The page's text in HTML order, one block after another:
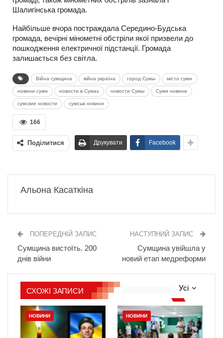
Шалигінська громада.
Найбільше вчора постраждала Середино-Будська
громада, вечірні мінометні обстріли якої призвели до
пошкодження електричної підстанції. Громада
залишається без світла.
Війна сумщина війна україна город Сумы місто суми
новини суми новости в Сумах новости Сумы Суми новини
сумские новости сумські новини
166
Поділитися Друкувати Facebook
Альона Касаткіна
ПОПЕРЕДНІЙ ЗАПИС
Сумщина вистоїть. 200
днів війни
НАСТУПНИЙ ЗАПИС
Сумщина увійшла у
новий етап медреформи
Усі
СХОЖІ ЗАПИСИ
НОВИНИ НОВИНИ